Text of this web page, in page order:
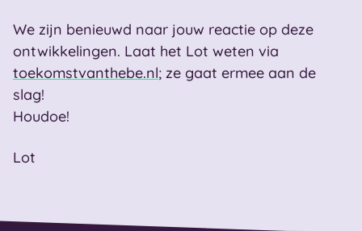
We zijn benieuwd naar jouw reactie op deze
ontwikkelingen. Laat het Lot weten via
toekomstvanthebe.nl; ze gaat ermee aan de
slag!
Houdoe!
Lot